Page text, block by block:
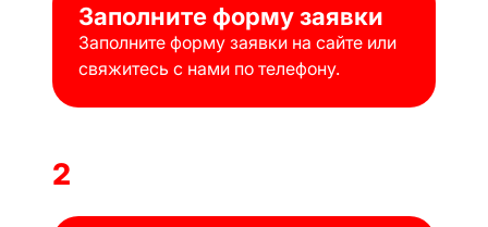
Заполните форму заявки
Заполните форму заявки на сайте или
свяжитесь с нами по телефону.
2